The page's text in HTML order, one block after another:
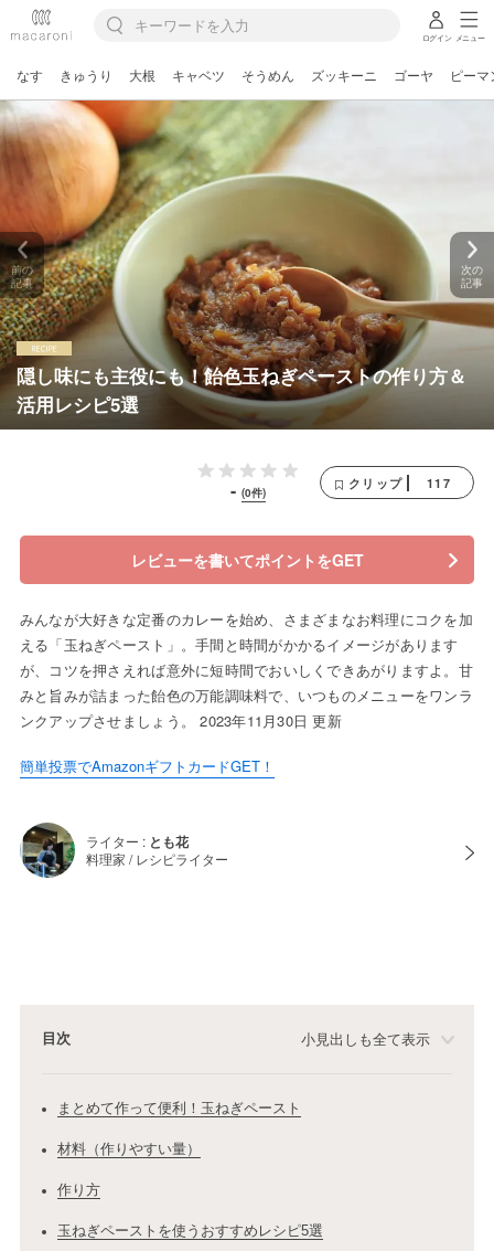
ログイン メニュー
なす きゅうり 大根 キャベツ そうめん ズッキーニ ゴーヤ ピーマ
隠し味にも主役にも！飴色玉ねぎペーストの作り方＆
活用レシピ5選
前の
記事
次の
記事
- (0件)
クリップ 117
レビューを書いてポイントをGET
みんなが大好きな定番のカレーを始め、さまざまなお料理にコクを加
える「玉ねぎペースト」。手間と時間がかかるイメージがあります
が、コツを押さえれば意外に短時間でおいしくできあがりますよ。甘
みと旨みが詰まった飴色の万能調味料で、いつものメニューをワンラ
ンクアップさせましょう。 2023年11月30日 更新
簡単投票でAmazonギフトカードGET！
ライター : とも花
料理家 / レシピライター
目次 小見出しも全て表示
まとめて作って便利！玉ねぎペースト
材料（作りやすい量）
作り方
玉ねぎペーストを使うおすすめレシピ5選